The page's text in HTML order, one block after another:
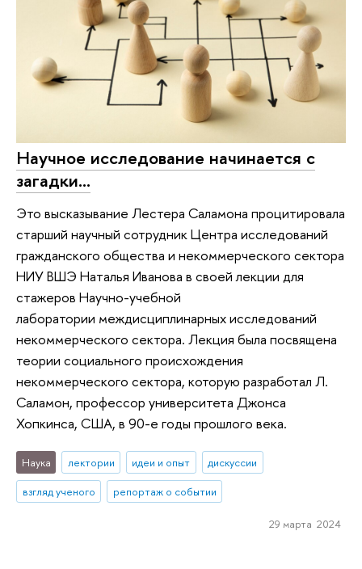
Научное исследование начинается с
загадки…
Это высказывание Лестера Саламона процитировала
старший научный сотрудник Центра исследований
гражданского общества и некоммерческого сектора
НИУ ВШЭ Наталья Иванова в своей лекции для
стажеров Научно-учебной
лаборатории междисциплинарных исследований
некоммерческого сектора. Лекция была посвящена
теории социального происхождения
некоммерческого сектора, которую разработал Л.
Саламон, профессор университета Джонса
Хопкинса, США, в 90-е годы прошлого века.
Наука лектории идеи и опыт
дискуссии
взгляд ученого
репортаж о событии
29 марта 2024